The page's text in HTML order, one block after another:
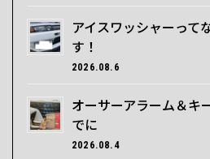
アイスワッシャーって
す！
2026.08.6
オーサーアラーム＆キ
でに
2026.08.4